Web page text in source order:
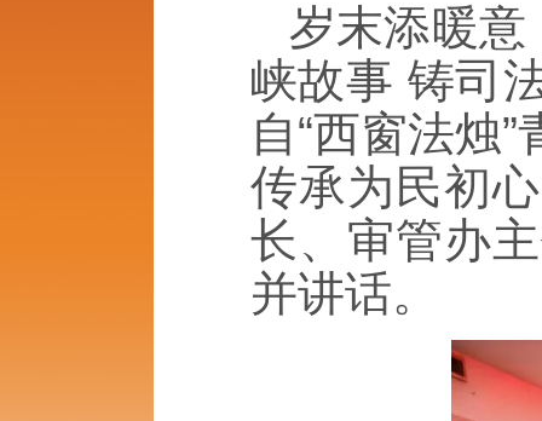
岁末添暖意
峡故事 铸司
自“西窗法烛
传承为民初
长、审管办
并讲话。